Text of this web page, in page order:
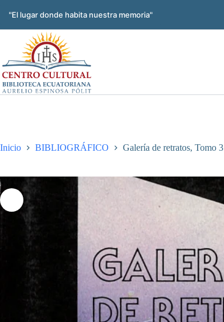
"El lugar donde habita nuestra memoria"
Inicio BIBLIOGRÁFICO Galería de retratos, Tomo 3